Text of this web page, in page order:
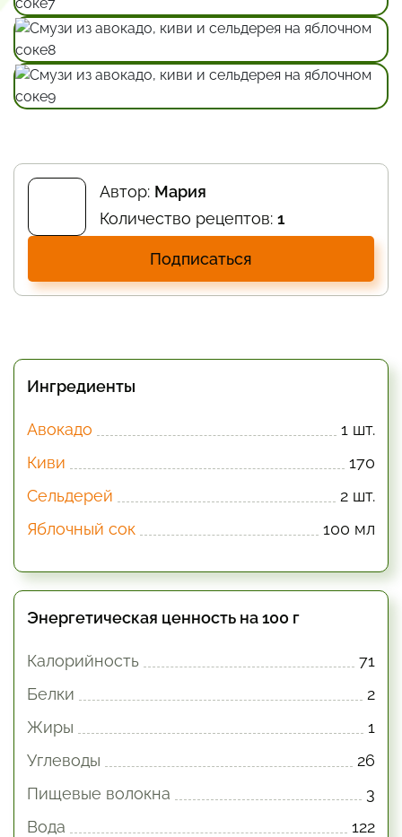
Автор: Мария
Количество рецептов: 1
Подписаться
Ингредиенты
Авокадо
1 шт.
Киви
170
Сельдерей
2 шт.
Яблочный сок
100 мл
Энергетическая ценность на 100 г
Калорийность
71
Белки
2
Жиры
1
Углеводы
26
Пищевые волокна
3
Вода
122